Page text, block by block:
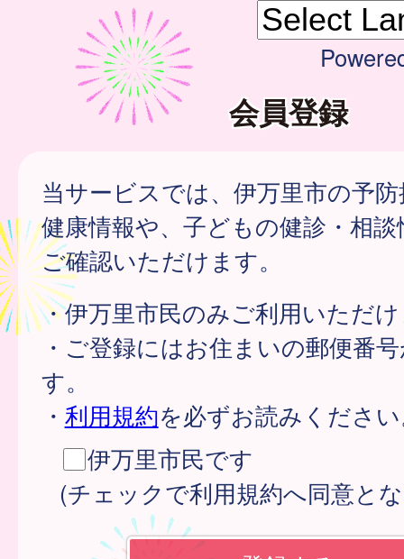
会員登録
当サービスでは、伊万里市の予
健康情報や、子どもの健診・相
ご確認いただけます。
・伊万里市民のみご利用いただ
・ご登録にはお住まいの郵便番
す。
・ 利用規約を必ずお読みくださ
伊万里市民です
(チェックで利用規約へ同意と